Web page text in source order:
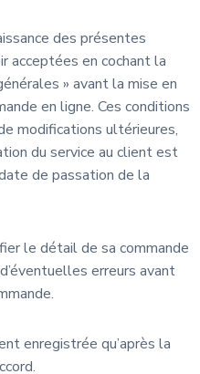
des présentes
acceptées en cochant la
» avant la mise en
en ligne. Ces conditions
modifications ultérieures,
du service au client est
de passation de la
le détail de sa commande
erreurs avant
enregistrée qu’après la